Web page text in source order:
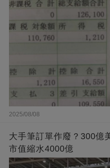
2025/08/08
大手筆訂單作廢？300億
市值縮水4000億